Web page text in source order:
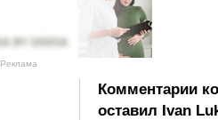
Реклама
Комментарии
оставил Ivan